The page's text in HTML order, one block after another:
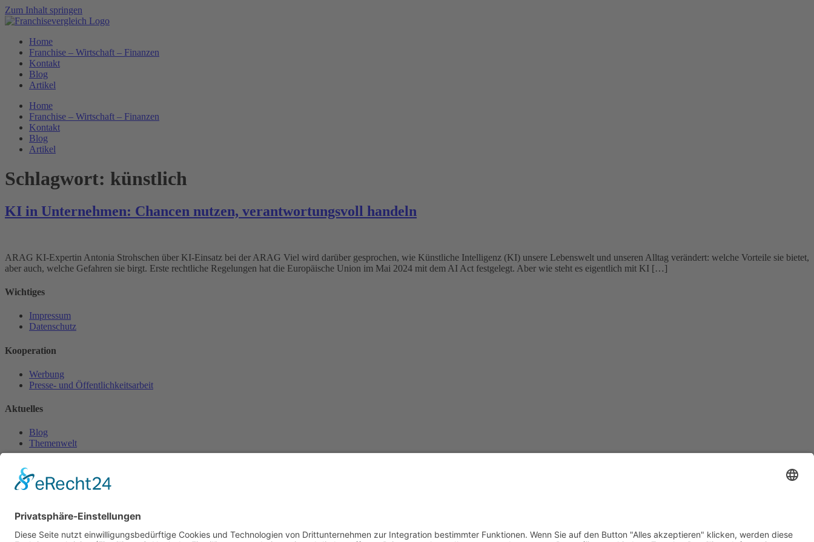
Zum Inhalt springen
Home
Franchise – Wirtschaft – Finanzen
Kontakt
Blog
Artikel
Home
Franchise – Wirtschaft – Finanzen
Kontakt
Blog
Artikel
Schlagwort: künstlich
KI in Unternehmen: Chancen nutzen, verantwortungsvoll handeln
ARAG KI-Expertin Antonia Strohschen über KI-Einsatz bei der ARAG Viel wird darüber gesprochen, wie Künstliche Intelligenz (KI) unsere Lebenswelt und unseren Alltag verändert: welche Vorteile sie bietet,
aber auch, welche Gefahren sie birgt. Erste rechtliche Regelungen hat die Europäische Union im Mai 2024 mit dem AI Act festgelegt. Aber wie steht es eigentlich mit KI […]
Wichtiges
Impressum
Datenschutz
Kooperation
Werbung
Presse- und Öffentlichkeitsarbeit
Aktuelles
Blog
Themenwelt
Zertifikat
Geprüfter Franchisegeber
© 2023 Franchisevergleich.eu